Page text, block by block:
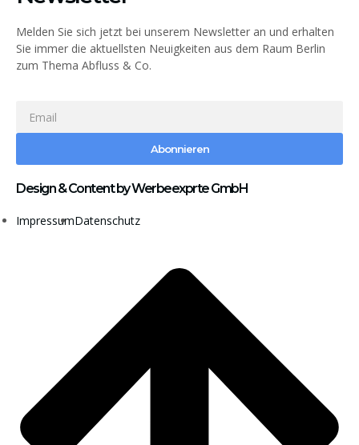
Melden Sie sich jetzt bei unserem Newsletter an und erhalten
Sie immer die aktuellsten Neuigkeiten aus dem Raum Berlin
zum Thema Abfluss & Co.
Abonnieren
Design & Content by Werbeexprte GmbH
ImpressumDatenschutz